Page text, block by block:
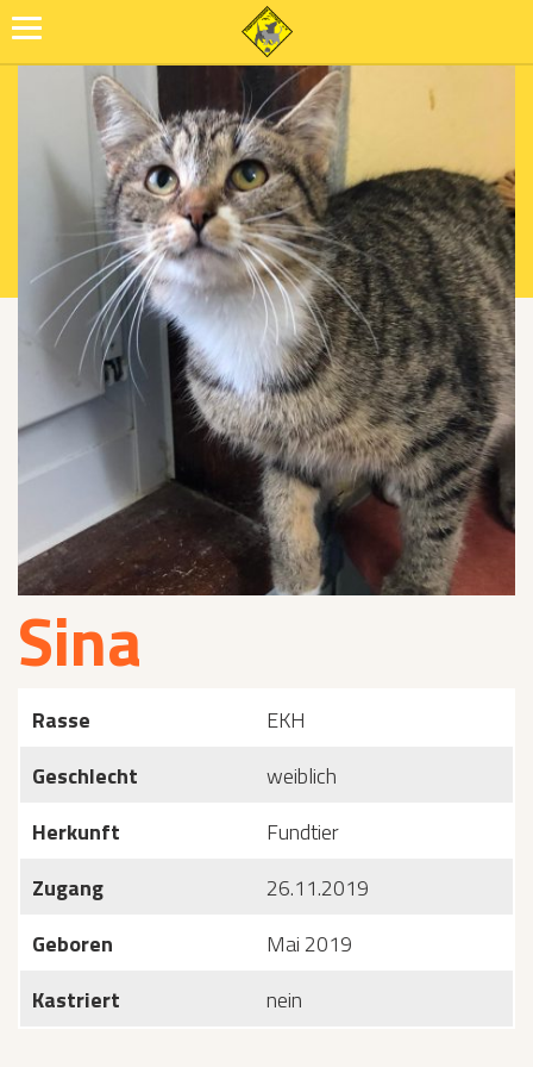
Sina
Rasse
EKH
Geschlecht
weiblich
Herkunft
Fundtier
Zugang
26.11.2019
Geboren
Mai 2019
Kastriert
nein